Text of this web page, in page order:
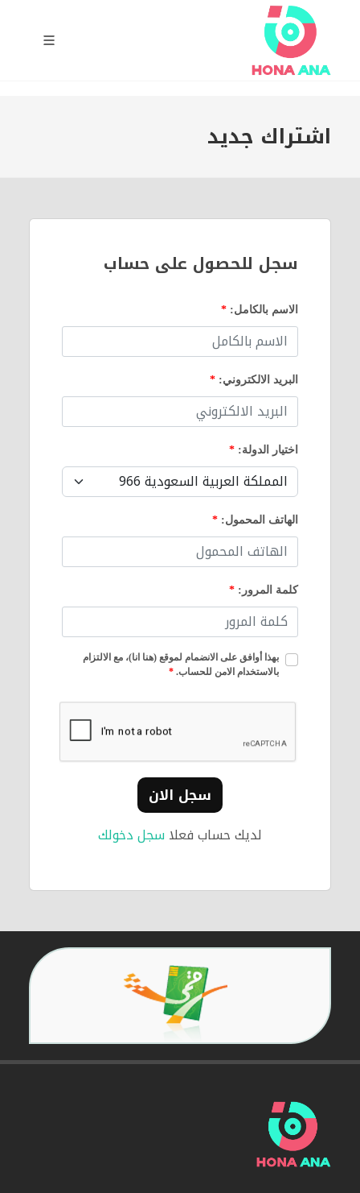
اشتراك جديد
سجل للحصول على حساب
الاسم بالكامل: *
البريد الالكتروني: *
اختيار الدولة: *
الهاتف المحمول: *
كلمة المرور: *
بهذا أوافق على الانضمام لموقع (هنا انا)، مع الالتزام
بالاستخدام الامن للحساب. *
سجل الان
لديك حساب فعلا سجل دخولك